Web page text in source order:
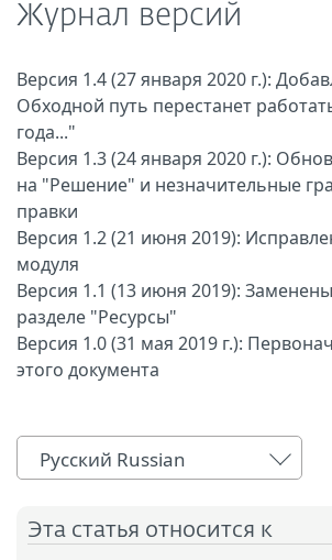
Журнал версий
Версия 1.4 (27 января 2020 г.):
Обходной путь перестанет
года..."
Версия 1.3 (24 января 2020 г.):
на "Решение" и незначительные
правки
Версия 1.2 (21 июня 2019):
модуля
Версия 1.1 (13 июня 2019):
разделе "Ресурсы"
Версия 1.0 (31 мая 2019 г.):
этого документа
Русский Russian
Эта статья относится к